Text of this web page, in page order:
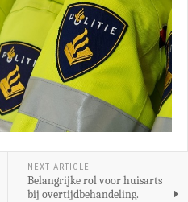
NEXT ARTICLE
Belangrijke rol voor huisarts
bij overtijdbehandeling.